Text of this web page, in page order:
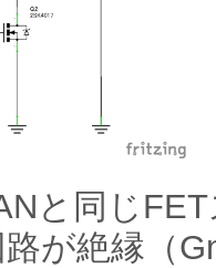
と同じ
が絶縁（